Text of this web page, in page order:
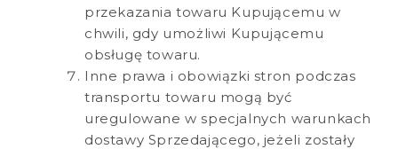
przekazania towaru Kupującemu w
chwili, gdy umożliwi Kupującemu
obsługę towaru.
Inne prawa i obowiązki stron podczas
transportu towaru mogą być
uregulowane w specjalnych warunkach
dostawy Sprzedającego, jeżeli zostały